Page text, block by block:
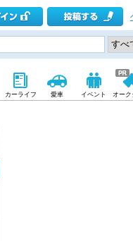
カーライフ 愛車 イベント オーク